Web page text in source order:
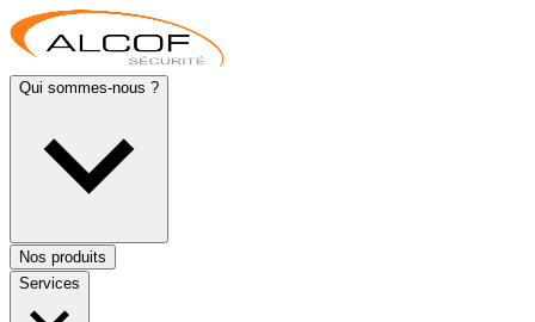
Qui sommes-nous ?
Nos produits
Services